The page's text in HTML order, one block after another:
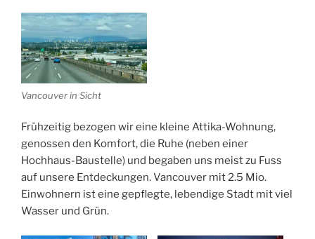
Vancouver in Sicht
Frühzeitig bezogen wir eine kleine Attika-Wohnung,
genossen den Komfort, die Ruhe (neben einer
Hochhaus-Baustelle) und begaben uns meist zu Fuss
auf unsere Entdeckungen. Vancouver mit 2.5 Mio.
Einwohnern ist eine gepflegte, lebendige Stadt mit viel
Wasser und Grün.